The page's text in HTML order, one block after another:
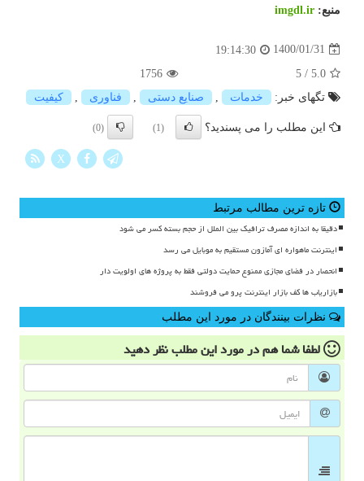
منبع: imgdl.ir
1400/01/31
19:14:30
5.0
/
5
1756
تگهای خبر:
خدمات , صنایع دستی , فناوری , كیفیت
این مطلب را می پسندید؟ (1)
(0)
X
تازه ترین مطالب مرتبط
دقیقا به اندازه مصرف ترافیک بین الملل از حجم بسته کسر می شود
اینترنت ماهواره ای آمازون مستقیم به موبایل می رسد
انحصار در فضای مجازی ممنوع حمایت دولتی فقط به پروژه های اولویت دار
بازاریاب ها کف بازار اینترنت پرو می فروشند
نظرات بینندگان در مورد این مطلب
لطفا شما همدر مورد این مطلبنظر دهید